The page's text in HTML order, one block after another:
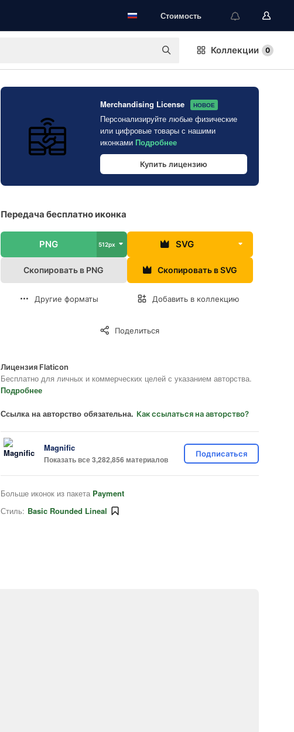
Стоимость
Коллекции 0
Merchandising License НОВОЕ
Персонализируйте любые физические
или цифровые товары с нашими
иконками Подробнее
Купить лицензию
Передача бесплатно иконка
PNG 512px SVG
Скопировать в PNG Скопировать в SVG
Другие форматы Добавить в коллекцию
Поделиться
Лицензия Flaticon
Бесплатно для личных и коммерческих целей с указанием авторства.
Подробнее
Ссылка на авторство обязательна. Как ссылаться на авторство?
Magnific
Показать все 3,282,856 материалов
Подписаться
Больше иконок из пакета Payment
Стиль: Basic Rounded Lineal